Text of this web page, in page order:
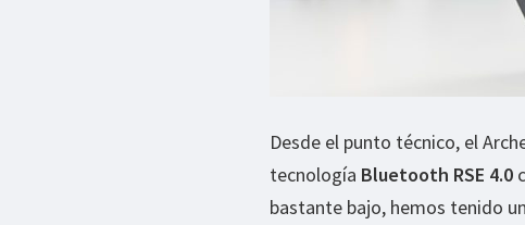
Desde el punto técnico, el
tecnología Bluetooth RSE 4.0
bastante bajo, hemos tenido